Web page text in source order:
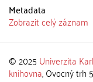
Metadata
Zobrazit celý záznam
© 2025 Univerzita
knihovna, Ovocný trh